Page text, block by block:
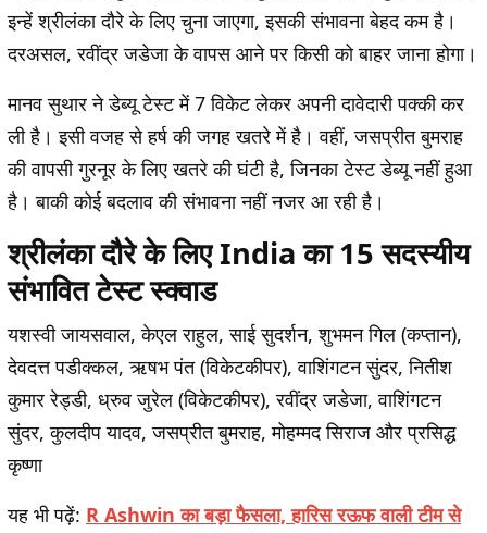
इन्हें श्रीलंका दौरे के लिए चुना जाएगा, इसकी संभावना बेहद कम है।
दरअसल, रवींद्र जडेजा के वापस आने पर किसी को बाहर जाना होगा।
मानव सुथार ने डेब्यू टेस्ट में 7 विकेट लेकर अपनी दावेदारी पक्की कर
ली है। इसी वजह से हर्ष की जगह खतरे में है। वहीं, जसप्रीत बुमराह
की वापसी गुरनूर के लिए खतरे की घंटी है, जिनका टेस्ट डेब्यू नहीं हुआ
है। बाकी कोई बदलाव की संभावना नहीं नजर आ रही है।
श्रीलंका दौरे के लिए India का 15 सदस्यीय
संभावित टेस्ट स्क्वाड
यशस्वी जायसवाल, केएल राहुल, साई सुदर्शन, शुभमन गिल (कप्तान),
देवदत्त पडीक्कल, ऋषभ पंत (विकेटकीपर), वाशिंगटन सुंदर, नितीश
कुमार रेड्डी, ध्रुव जुरेल (विकेटकीपर), रवींद्र जडेजा, वाशिंगटन
सुंदर, कुलदीप यादव, जसप्रीत बुमराह, मोहम्मद सिराज और प्रसिद्ध
कृष्णा
यह भी पढ़ें: R Ashwin का बड़ा फैसला, हारिस रऊफ वाली टीम से